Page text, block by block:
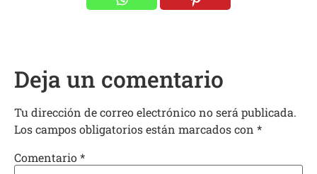
Deja un comentario
Tu dirección de correo electrónico no será publicada.
Los campos obligatorios están marcados con *
Comentario*